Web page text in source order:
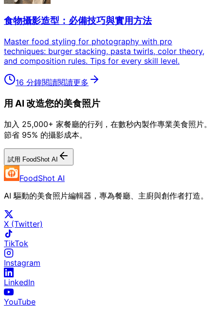
食物攝影造型：必備技巧與實用方法
Master food styling for photography with pro
techniques: burger stacking, pasta twirls, color theory,
and composition rules. Tips for every skill level.
16 分鐘閱讀閱讀更多
用 AI 改造您的美食照片
加入 25,000+ 家餐廳的行列，在數秒內製作專業美食照片。
節省 95% 的攝影成本。
試用 FoodShot AI
FoodShot AI
AI 驅動的美食照片編輯器，專為餐廳、主廚與創作者打造。
X (Twitter)
TikTok
Instagram
LinkedIn
YouTube